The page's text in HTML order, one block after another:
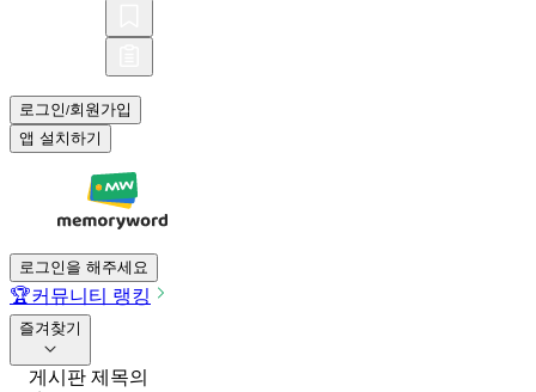
로그인/회원가입
앱 설치하기
로그인을 해주세요
🏆커뮤니티 랭킹
즐겨찾기
게시판 제목의